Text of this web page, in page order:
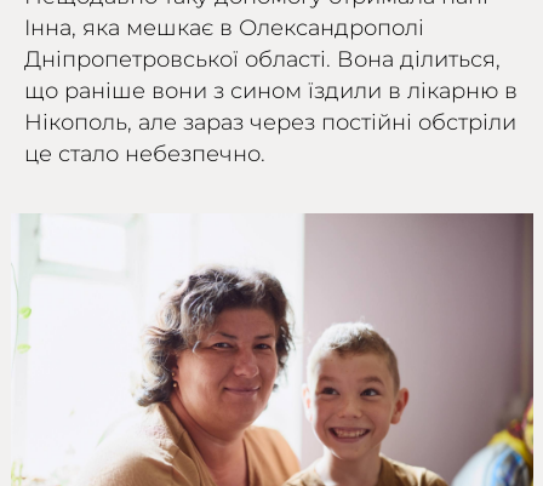
Інна, яка мешкає в Олександрополі
Дніпропетровської області. Вона ділиться,
що раніше вони з сином їздили в лікарню в
Нікополь, але зараз через постійні обстріли
це стало небезпечно.